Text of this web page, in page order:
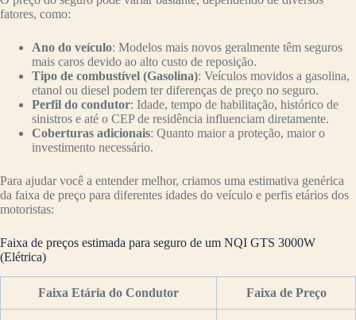
fatores, como:
Ano do veículo: Modelos mais novos geralmente têm seguros
mais caros devido ao alto custo de reposição.
Tipo de combustível (Gasolina): Veículos movidos a gasolina,
etanol ou diesel podem ter diferenças de preço no seguro.
Perfil do condutor: Idade, tempo de habilitação, histórico de
sinistros e até o CEP de residência influenciam diretamente.
Coberturas adicionais: Quanto maior a proteção, maior o
investimento necessário.
Para ajudar você a entender melhor, criamos uma estimativa genérica
da faixa de preço para diferentes idades do veículo e perfis etários dos
motoristas:
Faixa de preços estimada para seguro de um NQI GTS 3000W
(Elétrica)
Faixa Etária do Condutor Faixa de Preço